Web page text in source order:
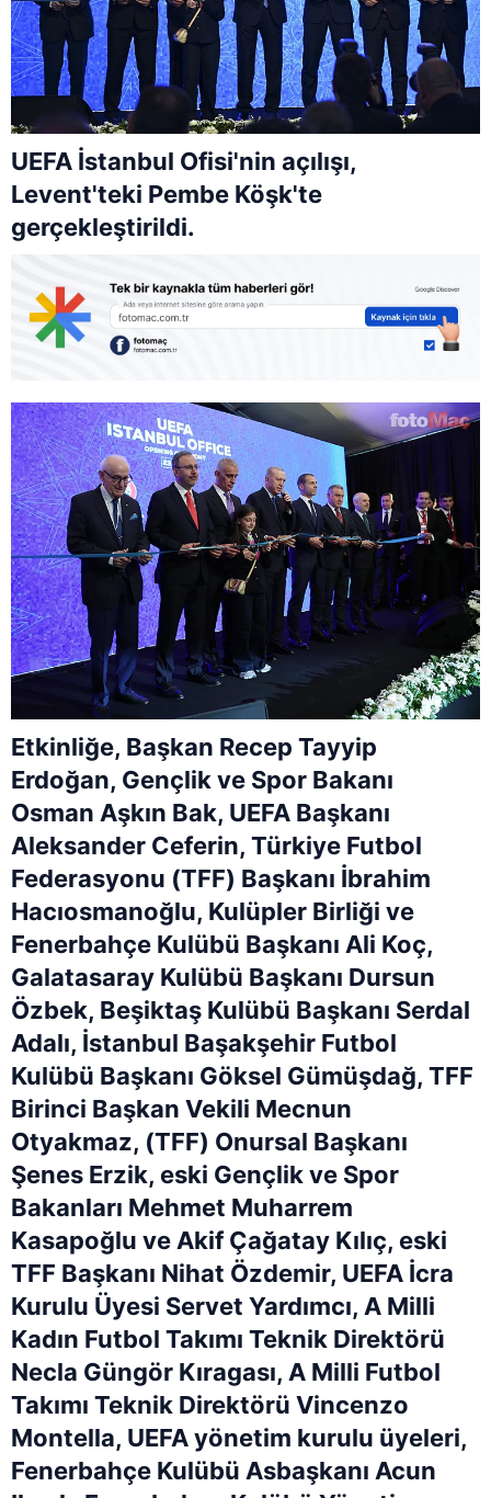
UEFA İstanbul Ofisi'nin açılışı,
Levent'teki Pembe Köşk'te
gerçekleştirildi.
Etkinliğe, Başkan Recep Tayyip
Erdoğan, Gençlik ve Spor Bakanı
Osman Aşkın Bak, UEFA Başkanı
Aleksander Ceferin, Türkiye Futbol
Federasyonu (TFF) Başkanı İbrahim
Hacıosmanoğlu, Kulüpler Birliği ve
Fenerbahçe Kulübü Başkanı Ali Koç,
Galatasaray Kulübü Başkanı Dursun
Özbek, Beşiktaş Kulübü Başkanı Serdal
Adalı, İstanbul Başakşehir Futbol
Kulübü Başkanı Göksel Gümüşdağ, TFF
Birinci Başkan Vekili Mecnun
Otyakmaz, (TFF) Onursal Başkanı
Şenes Erzik, eski Gençlik ve Spor
Bakanları Mehmet Muharrem
Kasapoğlu ve Akif Çağatay Kılıç, eski
TFF Başkanı Nihat Özdemir, UEFA İcra
Kurulu Üyesi Servet Yardımcı, A Milli
Kadın Futbol Takımı Teknik Direktörü
Necla Güngör Kıragası, A Milli Futbol
Takımı Teknik Direktörü Vincenzo
Montella, UEFA yönetim kurulu üyeleri,
Fenerbahçe Kulübü Asbaşkanı Acun